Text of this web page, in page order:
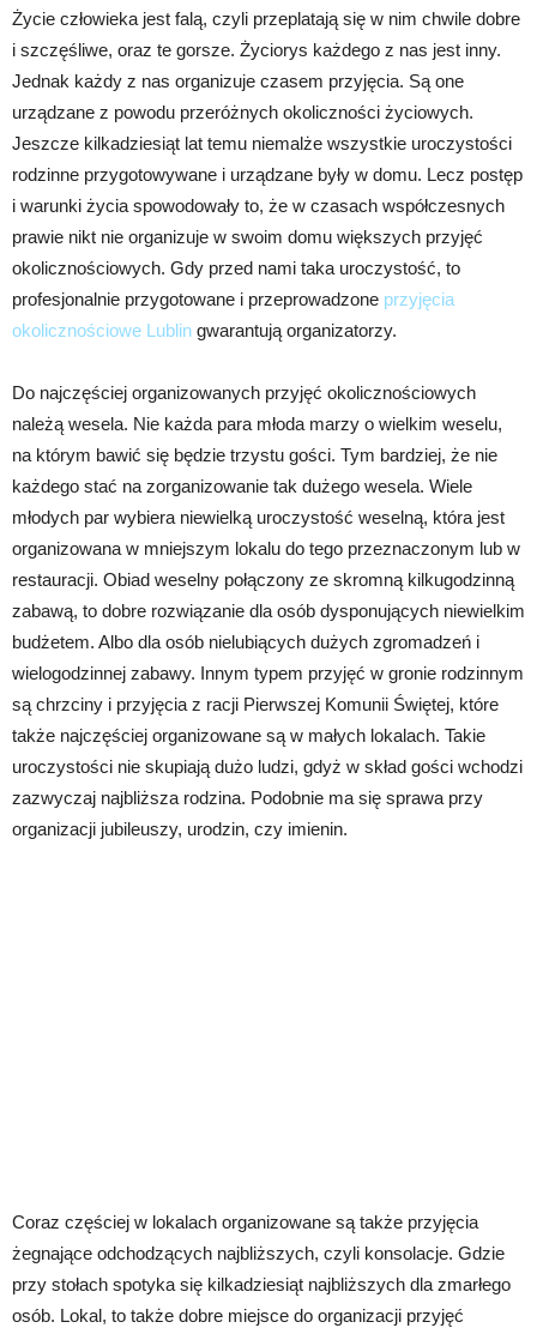
Życie człowieka jest falą, czyli przeplatają się w nim chwile dobre
i szczęśliwe, oraz te gorsze. Życiorys każdego z nas jest inny.
Jednak każdy z nas organizuje czasem przyjęcia. Są one
urządzane z powodu przeróżnych okoliczności życiowych.
Jeszcze kilkadziesiąt lat temu niemalże wszystkie uroczystości
rodzinne przygotowywane i urządzane były w domu. Lecz postęp
i warunki życia spowodowały to, że w czasach współczesnych
prawie nikt nie organizuje w swoim domu większych przyjęć
okolicznościowych. Gdy przed nami taka uroczystość, to
profesjonalnie przygotowane i przeprowadzone przyjęcia
okolicznościowe Lublin gwarantują organizatorzy.
Do najczęściej organizowanych przyjęć okolicznościowych
należą wesela. Nie każda para młoda marzy o wielkim weselu,
na którym bawić się będzie trzystu gości. Tym bardziej, że nie
każdego stać na zorganizowanie tak dużego wesela. Wiele
młodych par wybiera niewielką uroczystość weselną, która jest
organizowana w mniejszym lokalu do tego przeznaczonym lub w
restauracji. Obiad weselny połączony ze skromną kilkugodzinną
zabawą, to dobre rozwiązanie dla osób dysponujących niewielkim
budżetem. Albo dla osób nielubiących dużych zgromadzeń i
wielogodzinnej zabawy. Innym typem przyjęć w gronie rodzinnym
są chrzciny i przyjęcia z racji Pierwszej Komunii Świętej, które
także najczęściej organizowane są w małych lokalach. Takie
uroczystości nie skupiają dużo ludzi, gdyż w skład gości wchodzi
zazwyczaj najbliższa rodzina. Podobnie ma się sprawa przy
organizacji jubileuszy, urodzin, czy imienin.
Coraz częściej w lokalach organizowane są także przyjęcia
żegnające odchodzących najbliższych, czyli konsolacje. Gdzie
przy stołach spotyka się kilkadziesiąt najbliższych dla zmarłego
osób. Lokal, to także dobre miejsce do organizacji przyjęć